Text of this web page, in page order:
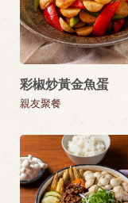
彩椒炒黃金魚蛋
親友聚餐